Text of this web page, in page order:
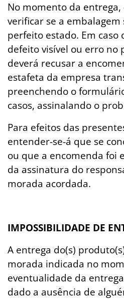
No momento da entrega,
verificar se a embalagem
perfeito estado. Em caso
defeito visível ou erro no
deverá recusar a
estafeta da empresa
preenchendo o
casos, assinalando o
Para efeitos das
entender-se-á que se
ou que a encomenda foi
da assinatura do
morada acordada.
IMPOSSIBILIDADE DE
A entrega do(s)
morada indicada no
eventualidade da
dado a ausência de